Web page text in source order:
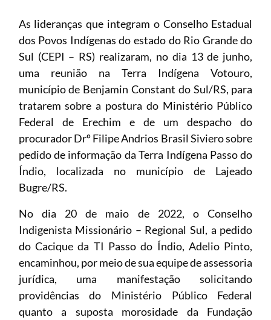
As lideranças que integram o Conselho Estadual
dos Povos Indígenas do estado do Rio Grande do
Sul (CEPI – RS) realizaram, no dia 13 de junho,
uma reunião na Terra Indígena Votouro,
município de Benjamin Constant do Sul/RS, para
tratarem sobre a postura do Ministério Público
Federal de Erechim e de um despacho do
procurador Drº Filipe Andrios Brasil Siviero sobre
pedido de informação da Terra Indígena Passo do
Índio, localizada no município de Lajeado
Bugre/RS.
No dia 20 de maio de 2022, o Conselho
Indigenista Missionário – Regional Sul, a pedido
do Cacique da TI Passo do Índio, Adelio Pinto,
encaminhou, por meio de sua equipe de assessoria
jurídica, uma manifestação solicitando
providências do Ministério Público Federal
quanto a suposta morosidade da Fundação